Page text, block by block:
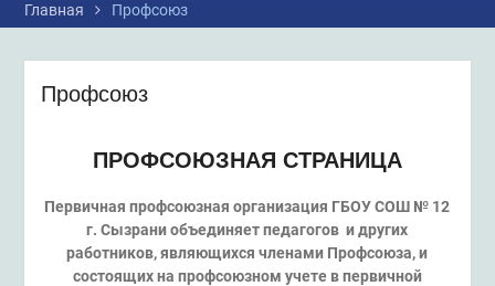
Главная Профсоюз
Профсоюз
ПРОФСОЮЗНАЯ СТРАНИЦА
Первичная профсоюзная организация ГБОУ СОШ № 12
г. Сызрани объединяет педагогов и других
работников, являющихся членами Профсоюза, и
состоящих на профсоюзном учете в первичной